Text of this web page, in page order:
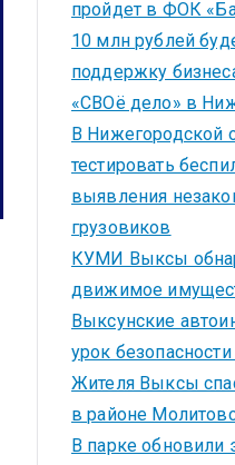
пройдет в ФОК
10 млн рублей
поддержку
«СВОё дело» в
В Нижегородской
тестировать
выявления
грузовиков
КУМИ Выксы
движимое
Выксунские
урок
Жителя Выксы
в районе
В парке обновили